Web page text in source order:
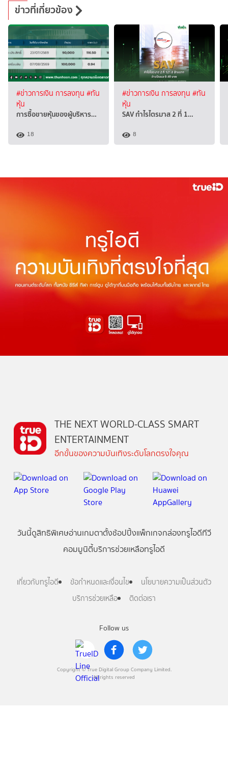
ข่าวที่เกี่ยวข้อง
#ข่าวการเงิน การลงทุน #ทัน
หุ้น
การซื้อขายหุ้นของผู้บริหาร…
18
#ข่าวการเงิน การลงทุน #ทัน
หุ้น
SAV กำไรไตรมาส 2 ที่ 1…
8
Follow us
Copyright © True Digital Group Company Limited.
All rights reserved
THE NEXT WORLD-CLASS SMART
ENTERTAINMENT
อีกขั้นของความบันเทิงระดับโลกตรงใจคุณ
วันนี้ดูสิทธิพิเศษอ่านเกมตาตั้งช้อปปิ้งแพ็กเกจกล่องทรูไอดีทีวี
คอมมูนิตี้บริการช่วยเหลือทรูไอดี
เกี่ยวกับทรูไอดี ข้อกำหนดและเงื่อนไข
นโยบายความเป็นส่วนตัว
บริการช่วยเหลือ
ติดต่อเรา